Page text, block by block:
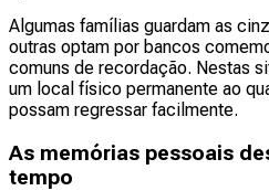
Algumas famílias guardam as
outras optam por bancos
comuns de recordação. Nestas
um local físico permanente ao
possam regressar facilmente.
As memórias pessoais
tempo